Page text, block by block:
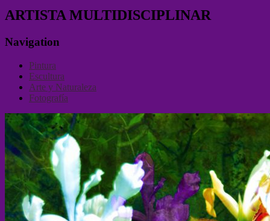
ARTISTA MULTIDISCIPLINAR
Navigation
Pintura
Escultura
Arte y Naturaleza
Fotografía